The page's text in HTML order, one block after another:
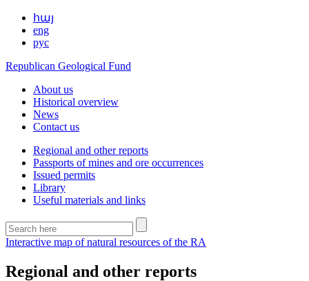
հայ
eng
рус
Republican Geological Fund
About us
Historical overview
News
Contact us
Regional and other reports
Passports of mines and ore occurrences
Issued permits
Library
Useful materials and links
Interactive map of natural resources of the RA
Regional and other reports